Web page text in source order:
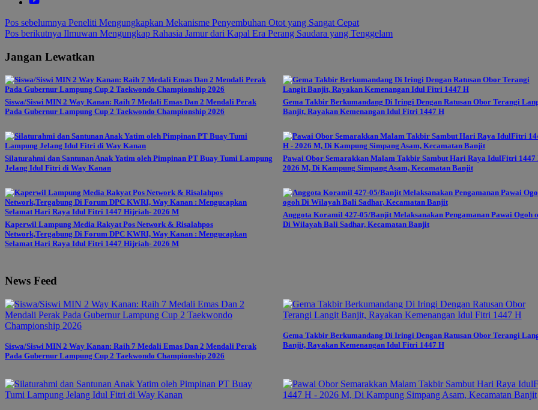
Navigasi
pos
Pos sebelumnya Peneliti Mengungkapkan Mekanisme Penyembuhan Otot yang Sangat Cepat
Pos berikutnya Ilmuwan Mengungkap Rahasia Jamur dari Kapal Era Perang Saudara yang Tenggelam
Jangan Lewatkan
Siswa/Siswi MIN 2 Way Kanan: Raih 7 Medali Emas Dan 2 Mendali Perak
Pada Gubernur Lampung Cup 2 Taekwondo Championship 2026
Gema Takbir Berkumandang Di Iringi Dengan Ratusan Obor Terangi
Banjit, Rayakan Kemenangan Idul Fitri 1447 H
Silaturahmi dan Santunan Anak Yatim oleh Pimpinan PT Buay Tumi Lampung
Jelang Idul Fitri di Way Kanan
Pawai Obor Semarakkan Malam Takbir Sambut Hari Raya IdulFitri 1447
2026 M, Di Kampung Simpang Asam, Kecamatan Banjit
Kaperwil Lampung Media Rakyat Pos Network & Risalahpos
Network,Tergabung Di Forum DPC KWRI, Way Kanan : Mengucapkan
Selamat Hari Raya Idul Fitri 1447 Hijriah- 2026 M
Anggota Koramil 427-05/Banjit Melaksanakan Pengamanan Pawai Ogoh
Di Wilayah Bali Sadhar, Kecamatan Banjit
News Feed
Siswa/Siswi MIN 2 Way Kanan: Raih 7 Medali Emas Dan 2 Mendali Perak
Pada Gubernur Lampung Cup 2 Taekwondo Championship 2026
Gema Takbir Berkumandang Di Iringi Dengan Ratusan Obor Terangi
Banjit, Rayakan Kemenangan Idul Fitri 1447 H